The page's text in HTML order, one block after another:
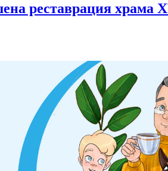
реставрация храма